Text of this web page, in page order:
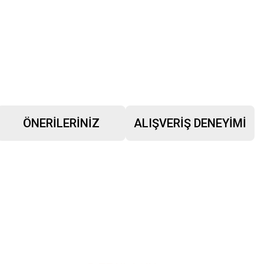
ÖNERILERINIZ ALIŞVERIŞ DENEYIMI